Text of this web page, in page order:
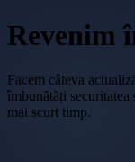
Revenim
Facem câteva
îmbunătăți
mai scurt timp.